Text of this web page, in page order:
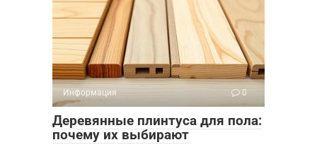
Информация 0
Деревянные плинтуса для пола:
почему их выбирают